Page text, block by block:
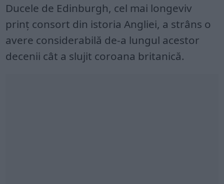
Ducele de Edinburgh, cel mai longeviv
prinţ consort din istoria Angliei, a strâns o
avere considerabilă de-a lungul acestor
decenii cât a slujit coroana britanică.